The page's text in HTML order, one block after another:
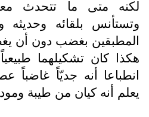
لكنه متى ما تتحدث
وتستأنس بلقائه
المطبقين بغضب دون أن
هكذا كان تشكيلهما
انطباعا أنه جديّاً غاضباً
يعلم أنه كيان من طيبة